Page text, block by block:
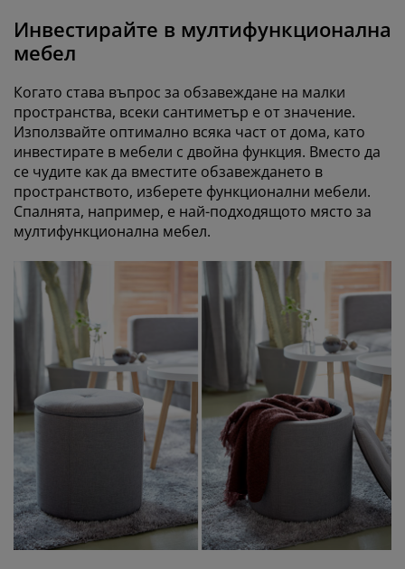
Инвестирайте в мултифункционална
мебел
Когато става въпрос за обзавеждане на малки
пространства, всеки сантиметър е от значение.
Използвайте оптимално всяка част от дома, като
инвестирате в мебели с двойна функция. Вместо да
се чудите как да вместите обзавеждането в
пространството, изберете функционални мебели.
Спалнята, например, е най-подходящото място за
мултифункционална мебел.